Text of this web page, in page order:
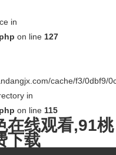
in
on line 127
cache/f3/0dbf9/
in
on line 115
在线观看,91桃
下载